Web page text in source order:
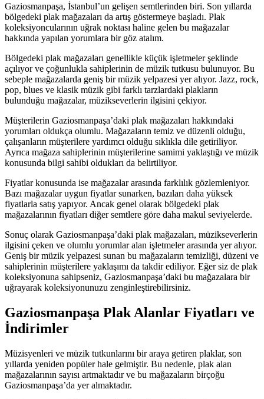
Gaziosmanpaşa, İstanbul’un gelişen semtlerinden biri. Son yıllarda
bölgedeki plak mağazaları da artış göstermeye başladı. Plak
koleksiyoncularının uğrak noktası haline gelen bu mağazalar
hakkında yapılan yorumlara bir göz atalım.
Bölgedeki plak mağazaları genellikle küçük işletmeler şeklinde
açılıyor ve çoğunlukla sahiplerinin de müzik tutkusu bulunuyor. Bu
sebeple mağazalarda geniş bir müzik yelpazesi yer alıyor. Jazz, rock,
pop, blues ve klasik müzik gibi farklı tarzlardaki plakların
bulunduğu mağazalar, müzikseverlerin ilgisini çekiyor.
Müşterilerin Gaziosmanpaşa’daki plak mağazaları hakkındaki
yorumları oldukça olumlu. Mağazaların temiz ve düzenli olduğu,
çalışanların müşterilere yardımcı olduğu sıklıkla dile getiriliyor.
Ayrıca mağaza sahiplerinin müşterilerine samimi yaklaştığı ve müzik
konusunda bilgi sahibi oldukları da belirtiliyor.
Fiyatlar konusunda ise mağazalar arasında farklılık gözlemleniyor.
Bazı mağazalar uygun fiyatlar sunarken, bazıları daha yüksek
fiyatlarla satış yapıyor. Ancak genel olarak bölgedeki plak
mağazalarının fiyatları diğer semtlere göre daha makul seviyelerde.
Sonuç olarak Gaziosmanpaşa’daki plak mağazaları, müzikseverlerin
ilgisini çeken ve olumlu yorumlar alan işletmeler arasında yer alıyor.
Geniş bir müzik yelpazesi sunan bu mağazaların temizliği, düzeni ve
sahiplerinin müşterilere yaklaşımı da takdir ediliyor. Eğer siz de plak
koleksiyonuna sahipseniz, Gaziosmanpaşa’daki bu mağazalara bir
uğrayarak koleksiyonunuzu zenginleştirebilirsiniz.
Gaziosmanpaşa Plak Alanlar Fiyatları ve
İndirimler
Müzisyenleri ve müzik tutkunlarını bir araya getiren plaklar, son
yıllarda yeniden popüler hale gelmiştir. Bu nedenle, plak alan
mağazalarının sayısı artmaktadır ve bu mağazaların birçoğu
Gaziosmanpaşa’da yer almaktadır.